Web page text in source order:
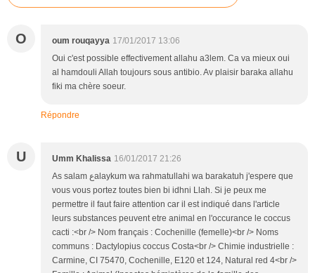
O oum rouqayya 17/01/2017 13:06
Oui c'est possible effectivement allahu a3lem. Ca va mieux oui
al hamdouli Allah toujours sous antibio. Av plaisir baraka allahu
fiki ma chère soeur.
Répondre
U Umm Khalissa 16/01/2017 21:26
As salam عalaykum wa rahmatullahi wa barakatuh j'espere que
vous vous portez toutes bien bi idhni Llah. Si je peux me
permettre il faut faire attention car il est indiqué dans l'article
leurs substances peuvent etre animal en l'occurance le coccus
cacti :<br /> Nom français : Cochenille (femelle)<br /> Noms
communs : Dactylopius coccus Costa<br /> Chimie industrielle :
Carmine, CI 75470, Cochenille, E120 et 124, Natural red 4<br />